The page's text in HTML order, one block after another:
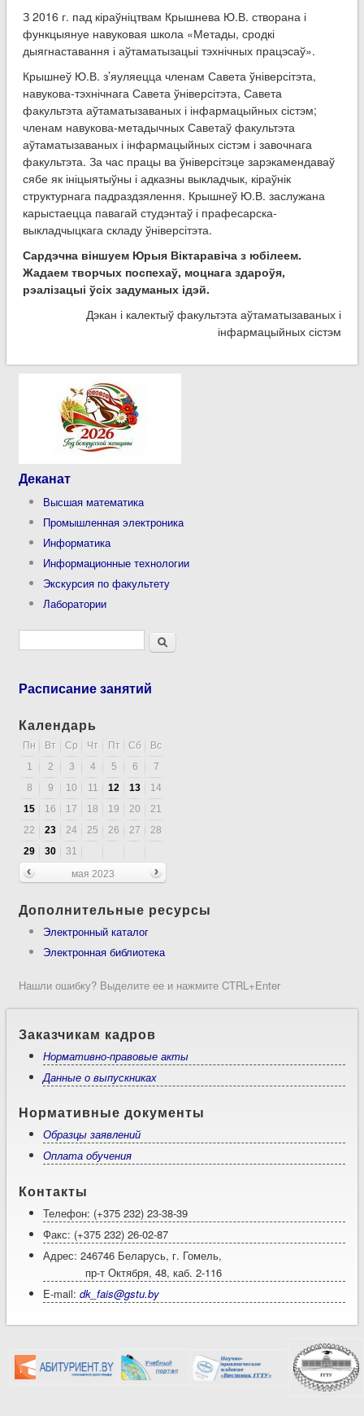
З 2016 г. пад кіраўніцтвам Крышнева Ю.В. створана і
функцыянуе навуковая школа «Метады, сродкі
дыягнаставання і аўтаматызацыі тэхнічных працэсаў».
Крышнеў Ю.В. з’яуляецца членам Савета ўніверсітэта,
навукова-тэхнічнага Савета ўніверсітэта, Савета
факультэта аўтаматызаваных і інфармацыйных сістэм;
членам навукова-метадычных Саветаў факультэта
аўтаматызаваных і інфармацыйных сістэм і завочнага
факультэта. За час працы ва ўніверсітэце зарэкамендаваў
сябе як ініцыятыўны і адказны выкладчык, кіраўнік
структурнага падраздзялення. Крышнеў Ю.В. заслужана
карыстаецца павагай студэнтаў і прафесарска-
выкладчыцкага складу ўніверсітэта.
Сардэчна віншуем Юрыя Віктаравіча з юбілеем.
Жадаем творчых поспехаў, моцнага здароўя,
рэалізацыі ўсіх задуманых ідэй.
Дэкан і калектыў факультэта аўтаматызаваных і
інфармацыйных сістэм
Деканат
Высшая математика
Промышленная электроника
Информатика
Информационные технологии
Экскурсия по факультету
Лаборатории
Форма поискаПоиск
Расписание занятий
Календарь
Пн Вт Ср Чт Пт Сб
Вс
1
2 3 4 5 6
7
8
9 10 11 12 13
14
15
16 17 18 19 20
21
22
23 24 25 26 27
28
29
30
31
мая 2023
Дополнительные ресурсы
Электронный каталог
Электронная библиотека
Нашли ошибку? Выделите ее и нажмите CTRL+Enter
Заказчикам кадров
Нормативно-правовые акты
Данные о выпускниках
Нормативные документы
Образцы заявлений
Оплата обучения
Контакты
Телефон: (+375 232) 23-38-39
Факс: (+375 232) 26-02-87
Адрес: 246746 Беларусь, г. Гомель,
пр-т Октября, 48, каб. 2-116
E-mail:dk_fais@gstu.by